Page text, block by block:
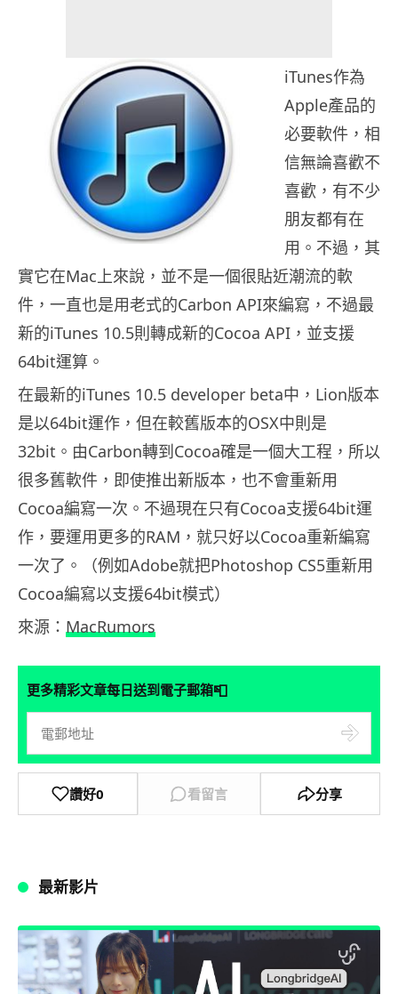
iTunes作為
Apple產品的
必要軟件，相
信無論喜歡不
喜歡，有不少
朋友都有在
用。不過，其
實它在Mac上來說，並不是一個很貼近潮流的軟
件，一直也是用老式的Carbon API來編寫，不過最
新的iTunes 10.5則轉成新的Cocoa API，並支援
64bit運算。
在最新的iTunes 10.5 developer beta中，Lion版本
是以64bit運作，但在較舊版本的OSX中則是
32bit。由Carbon轉到Cocoa確是一個大工程，所以
很多舊軟件，即使推出新版本，也不會重新用
Cocoa編寫一次。不過現在只有Cocoa支援64bit運
作，要運用更多的RAM，就只好以Cocoa重新編寫
一次了。（例如Adobe就把Photoshop CS5重新用
Cocoa編寫以支援64bit模式）
來源： MacRumors
更多精彩文章每日送到電子郵箱📮
讚好0 看留言 分享
最新影片